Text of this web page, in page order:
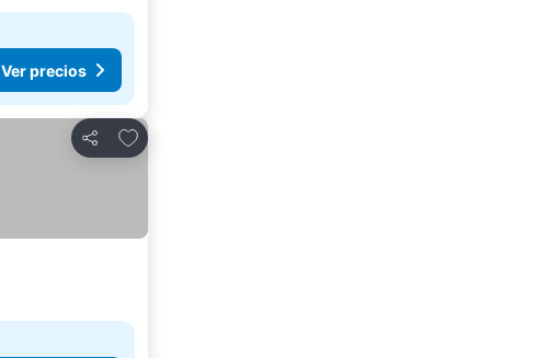
Ver precios
Compartir
Agregar a favoritos